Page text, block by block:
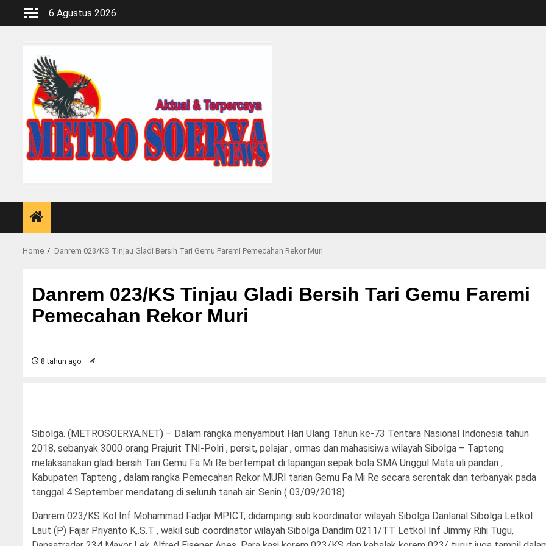
6 Agustus 2026
Home Danrem 023/KS Tinjau Gladi Bersih Tari Gemu Faremi Pemecahan Rekor Muri
Danrem 023/KS Tinjau Gladi Bersih Tari Gemu Faremi
Pemecahan Rekor Muri
8 tahun ago
Sibolga. (METROSOERYA.NET) – Dalam rangka menyambut Hari Ulang Tahun ke-73 Tentara Nasional Indonesia tahun
2018, sebanyak 3000 orang Prajurit TNI-Polri , persit, pelajar , ormas dan mahasisiwa wilayah Sibolga – Tapteng
melaksanakan gladi bersih Tari Gemu Fa Mi Re bertempat di lapangan sepak bola SMA Unggul Mata uli pandan ,
Kabupaten Tapteng , dalam rangka Pemecahan Rekor MURI tarian Gemu Fa Mi Re secara serentak dan terbanyak pada
tanggal 4 September mendatang di seluruh tanah air. Senin ( 03/09/2018).
Danrem 023/KS Kol Inf Mohammad Fadjar MPICT, didampingi sub koordinator wilayah Sibolga Danlanal Sibolga Letkol
Laut (P) Fajar Priyanto K,.S.T , wakil sub coordinator wilayah Sibolga Dandim 0211/TT Letkol Inf Jimmy Rihi Tugu,